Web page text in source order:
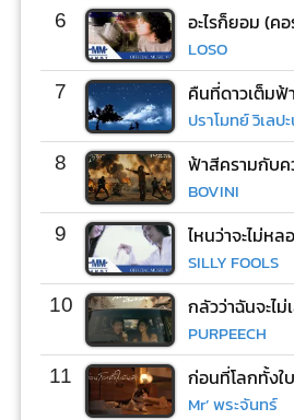
6 อะไรก็ยอม (ค
LOSO
7 คืนที่ดาวเต็มฟ้า
ปราโมทย์ วิเลป
8 ฟ้าสีครามกับค
BOVINI
9
SILLY FOOLS
10 กลัวว่าฉันจะไม่
PURPEECH
11
Mr’ พระจันทร์